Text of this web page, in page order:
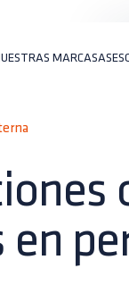
MARCAS